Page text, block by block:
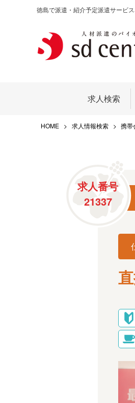
徳島で派遣・紹介予定派遣サービ
求人検索
HOME 求人情報検索 携帯
求人番号
21337